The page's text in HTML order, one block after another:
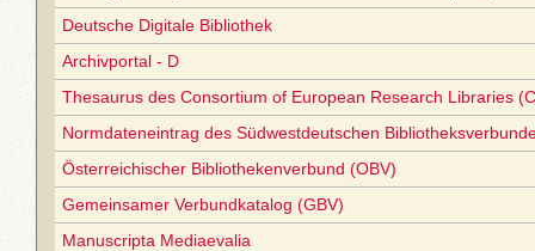
Deutsche Digitale Bibliothek
Archivportal - D
Thesaurus des Consortium of European Research Libraries
Normdateneintrag des Südwestdeutschen
Österreichischer Bibliothekenverbund (OBV)
Gemeinsamer Verbundkatalog (GBV)
Manuscripta Mediaevalia